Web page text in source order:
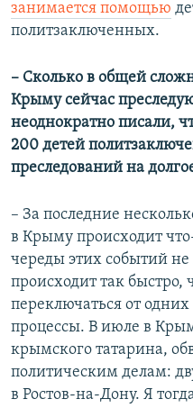
занимается помощью
политзаключенных.
– Сколько в общей
Крыму сейчас
неоднократно писали,
200 детей
преследований на
– За последние
в Крыму происходит
череды этих событий
происходит так быстро,
переключаться от
процессы. В июле в
крымского татарина,
политическим делам:
в Ростов-на-Дону. Я